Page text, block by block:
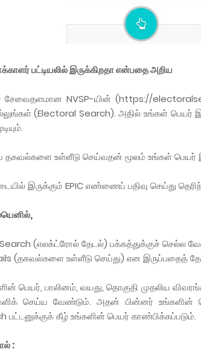
பட்டியலில் இருக்கிறதா என்பதை அறிய
சேவைதளமான NVSP-யின் (https://
(Electoral Search). அதில் உங்கள் பெயர்
தகவல்களை உள்ளீடு செய்வதன் மூலம் உங்கள் பெயர்
இருக்கும் EPIC எண்ணைப் பதிவு செய்து
(எலக்ட்ரோல் தேடல்) பக்கத்துக்குச் செல்ல
(தகவல்களை உள்ளீடு செய்து) என இருப்பதைத்
பெயர், பாலினம், வயது, தொகுதி முதலிய
செய்ய வேண்டும். அதன் பின்னர் உங்களின்
பட்டனுக்குக் கீழ் உங்களின் பெயர் காண்பிக்கப்படும்.
: